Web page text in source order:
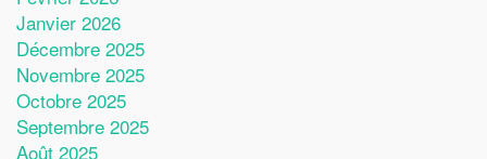
Janvier 2026
Décembre 2025
Novembre 2025
Octobre 2025
Septembre 2025
Août 2025